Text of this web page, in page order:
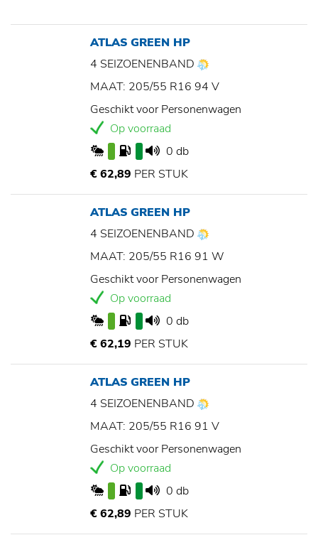
ATLAS GREEN HP
4 SEIZOENENBAND
MAAT: 205/55 R16 94 V
Geschikt voor Personenwagen
Op voorraad
0 db
€ 62,89 PER STUK
ATLAS GREEN HP
4 SEIZOENENBAND
MAAT: 205/55 R16 91 W
Geschikt voor Personenwagen
Op voorraad
0 db
€ 62,19 PER STUK
ATLAS GREEN HP
4 SEIZOENENBAND
MAAT: 205/55 R16 91 V
Geschikt voor Personenwagen
Op voorraad
0 db
€ 62,89 PER STUK